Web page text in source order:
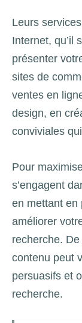
Leurs
Internet, qu’il
présenter
sites de
ventes en
design, en
conviviales
Pour
s’engagent
en mettant en
améliorer
recherche.
contenu peut
persuasifs et
recherche.